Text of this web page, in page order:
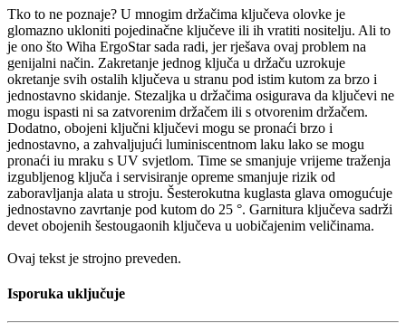
Tko to ne poznaje? U mnogim držačima ključeva olovke je
glomazno ukloniti pojedinačne ključeve ili ih vratiti nositelju. Ali to
je ono što Wiha ErgoStar sada radi, jer rješava ovaj problem na
genijalni način. Zakretanje jednog ključa u držaču uzrokuje
okretanje svih ostalih ključeva u stranu pod istim kutom za brzo i
jednostavno skidanje. Stezaljka u držačima osigurava da ključevi ne
mogu ispasti ni sa zatvorenim držačem ili s otvorenim držačem.
Dodatno, obojeni ključni ključevi mogu se pronaći brzo i
jednostavno, a zahvaljujući luminiscentnom laku lako se mogu
pronaći iu mraku s UV svjetlom. Time se smanjuje vrijeme traženja
izgubljenog ključa i servisiranje opreme smanjuje rizik od
zaboravljanja alata u stroju. Šesterokutna kuglasta glava omogućuje
jednostavno zavrtanje pod kutom do 25 °. Garnitura ključeva sadrži
devet obojenih šestougaonih ključeva u uobičajenim veličinama.
Ovaj tekst je strojno preveden.
Isporuka uključuje